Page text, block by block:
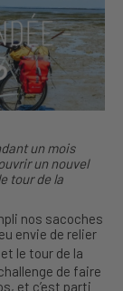
un mois
un nouvel
tour de la
nos sacoches
envie de relier
le tour de la
de faire
et c’est parti